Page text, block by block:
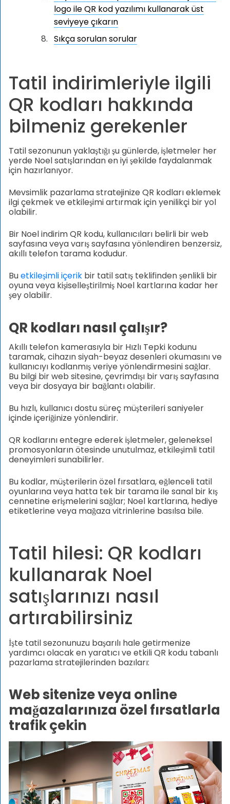
logo ile QR kod yazılımı kullanarak üst
seviyeye çıkarın
Sıkça sorulan sorular
Tatil indirimleriyle ilgili
QR kodları hakkında
bilmeniz gerekenler
Tatil sezonunun yaklaştığı şu günlerde, işletmeler her
yerde Noel satışlarından en iyi şekilde faydalanmak
için hazırlanıyor.
Mevsimlik pazarlama stratejinize QR kodları eklemek
ilgi çekmek ve etkileşimi artırmak için yenilikçi bir yol
olabilir.
Bir Noel indirim QR kodu, kullanıcıları belirli bir web
sayfasına veya varış sayfasına yönlendiren benzersiz,
akıllı telefon tarama kodudur.
Buetkileşimli içerikbir tatil satış teklifinden şenlikli bir
oyuna veya kişiselleştirilmiş Noel kartlarına kadar her
şey olabilir.
QR kodları nasıl çalışır?
Akıllı telefon kamerasıyla bir Hızlı Tepki kodunu
taramak, cihazın siyah-beyaz desenleri okumasını ve
kullanıcıyı kodlanmış veriye yönlendirmesini sağlar.
Bu bilgi bir web sitesine, çevrimdışı bir varış sayfasına
veya bir dosyaya bir bağlantı olabilir.
Bu hızlı, kullanıcı dostu süreç müşterileri saniyeler
içinde içeriğinize yönlendirir.
QR kodlarını entegre ederek işletmeler, geleneksel
promosyonların ötesinde unutulmaz, etkileşimli tatil
deneyimleri sunabilirler.
Bu kodlar, müşterilerin özel fırsatlara, eğlenceli tatil
oyunlarına veya hatta tek bir tarama ile sanal bir kış
cennetine erişmelerini sağlar; Noel kartlarına, hediye
etiketlerine veya mağaza vitrinlerine basılsa bile.
Tatil hilesi: QR kodları
kullanarak Noel
satışlarınızı nasıl
artırabilirsiniz
İşte tatil sezonunuzu başarılı hale getirmenize
yardımcı olacak en yaratıcı ve etkili QR kodu tabanlı
pazarlama stratejilerinden bazıları:
Web sitenize veya online
mağazalarınıza özel fırsatlarla
trafik çekin